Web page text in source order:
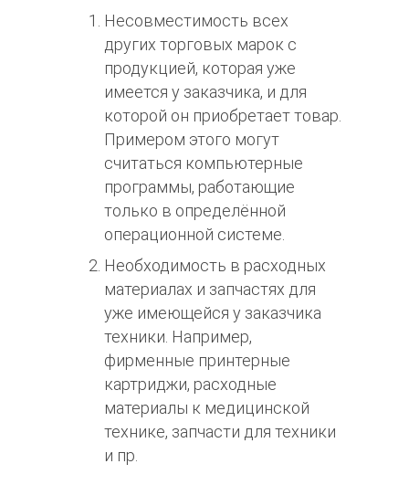
Несовместимость всех
других торговых марок с
продукцией, которая уже
имеется у заказчика, и для
которой он приобретает товар.
Примером этого могут
считаться компьютерные
программы, работающие
только в определённой
операционной системе.
Необходимость в расходных
материалах и запчастях для
уже имеющейся у заказчика
техники. Например,
фирменные принтерные
картриджи, расходные
материалы к медицинской
технике, запчасти для техники
и пр.